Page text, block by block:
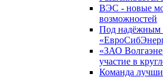
ВЭС - новые
возможностей
Под
«ЗАО
участие в
Команда